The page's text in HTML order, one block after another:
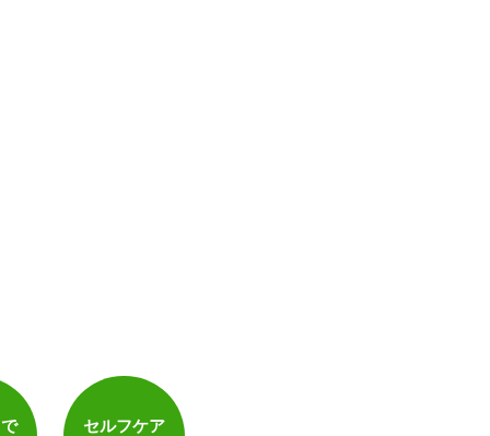
セルフケア